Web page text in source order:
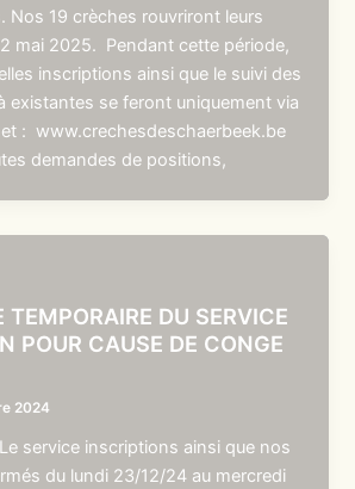
Nos 19 crèches rouvriront leurs
mai 2025. Pendant cette période,
inscriptions ainsi que le suivi des
existantes se feront uniquement via
: www.crechesdeschaerbeek.be
demandes de positions,
TEMPORAIRE DU SERVICE
POUR CAUSE DE CONGE
2024
service inscriptions ainsi que nos
du lundi 23/12/24 au mercredi